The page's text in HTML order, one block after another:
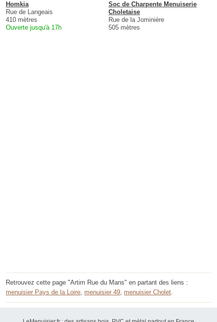
Homkia
Rue de Langeais
410 mètres
Ouverte jusqu'à 17h
Soc de Charpente Menuiserie
Choletaise
Rue de la Jominière
505 mètres
Retrouvez cette page "Artim Rue du Mans" en partant des liens :
menuisier Pays de la Loire, menuisier 49, menuisier Cholet.